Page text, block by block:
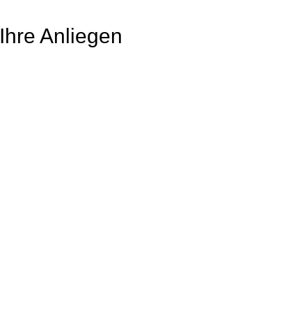
Ihre Anliegen